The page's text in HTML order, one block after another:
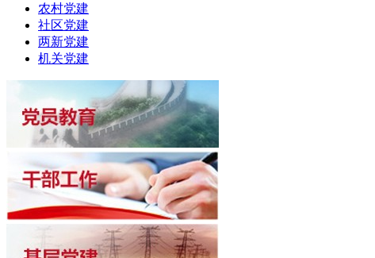
农村党建
社区党建
两新党建
机关党建